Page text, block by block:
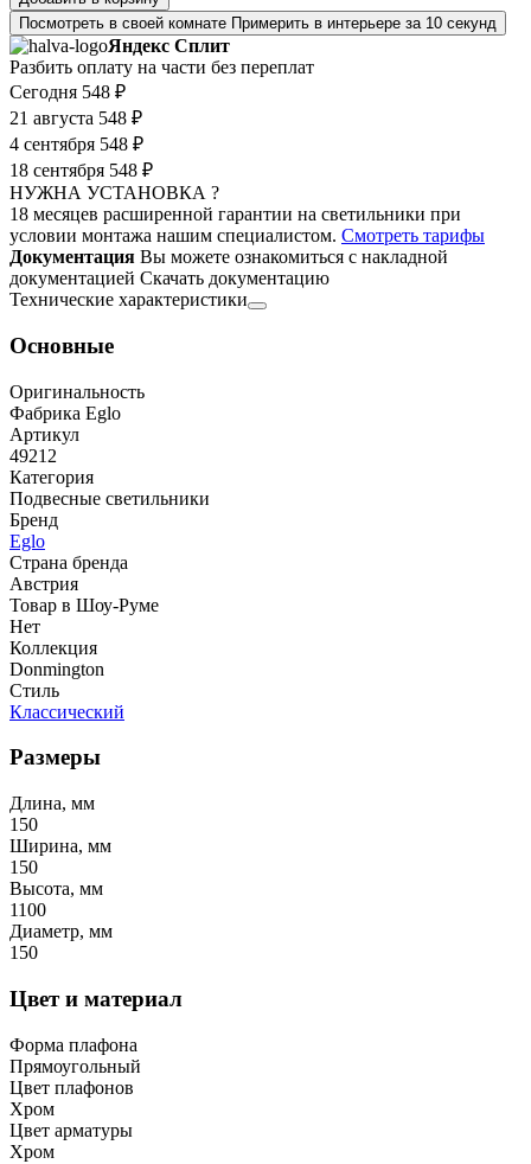
Посмотреть в своей комнате Примерить в интерьере за 10 секунд
Яндекс Сплит
Разбить оплату на части без переплат
Сегодня 548 ₽
21 августа 548 ₽
4 сентября 548 ₽
18 сентября 548 ₽
НУЖНА УСТАНОВКА ?
18 месяцев расширенной гарантии на светильники при
условии монтажа нашим специалистом. Смотреть тарифы
Документация Вы можете ознакомиться с накладной
документацией Скачать документацию
Технические характеристики
Основные
Оригинальность
Фабрика Eglo
Артикул
49212
Категория
Подвесные светильники
Бренд
Eglo
Страна бренда
Австрия
Товар в Шоу-Руме
Нет
Коллекция
Donmington
Стиль
Классический
Размеры
Длина, мм
150
Ширина, мм
150
Высота, мм
1100
Диаметр, мм
150
Цвет и материал
Форма плафона
Прямоугольный
Цвет плафонов
Хром
Цвет арматуры
Хром